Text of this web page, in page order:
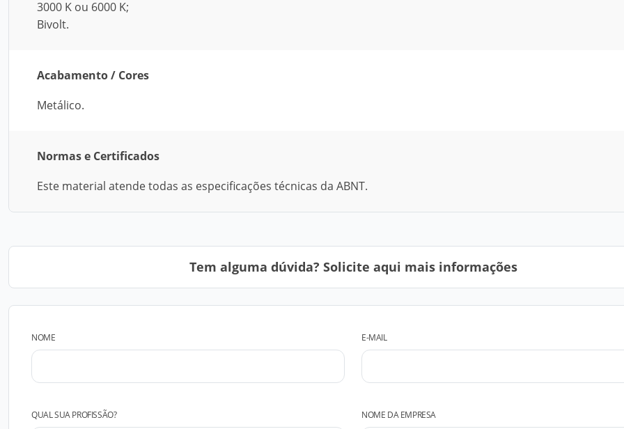
3000 K ou 6000 K;
Bivolt.
Acabamento / Cores
Metálico.
Normas e Certificados
Este material atende todas as especificações técnicas da ABNT.
Tem alguma dúvida? Solicite aqui mais informações
NOME E-MAIL
QUAL SUA PROFISSÃO? NOME DA EMPRESA